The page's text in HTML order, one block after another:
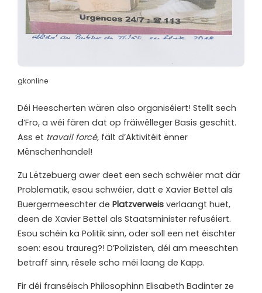
gkonline
Déi Heescherten wären also organiséiert! Stellt sech
d’Fro, a wéi fären dat op fräiwëlleger Basis geschitt.
Ass et travail forcé, fält d’Aktivitéit ënner
Mënschenhandel!
Zu Lëtzebuerg awer deet een sech schwéier mat där
Problematik, esou schwéier, datt e Xavier Bettel als
Buergermeeschter de Platzverweis verlaangt huet,
deen de Xavier Bettel als Staatsminister refuséiert.
Esou schéin ka Politik sinn, oder soll een net éischter
soen: esou traureg?! D’Polizisten, déi am meeschten
betraff sinn, rësele scho méi laang de Kapp.
Fir déi franséisch Philosophinn Elisabeth Badinter ze